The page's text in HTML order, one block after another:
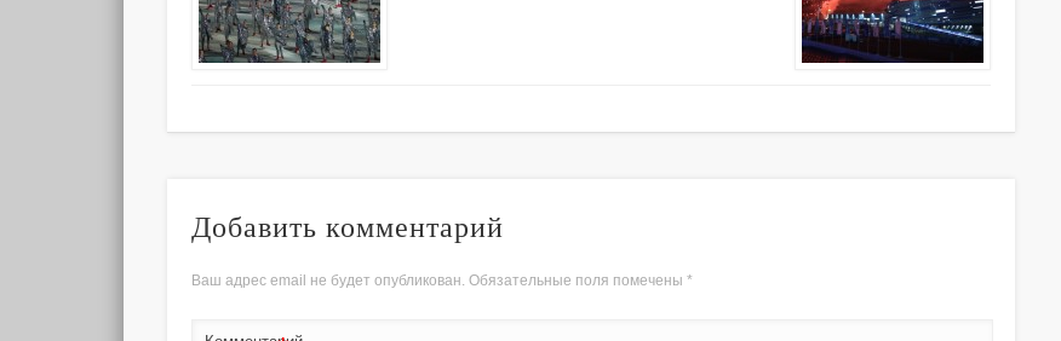
Добавить комментарий
Ваш адрес email не будет опубликован. Обязательные поля помечены*